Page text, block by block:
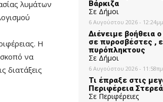
λυμάτων
Η
να
διατάξεις
Βάρκιζα
Σε Δήμοι
6 Αυγούστου 2026 - 12:24μμ
Διένειμε βοήθεια
σε πυροσβέστες ,
πυρόπληκτους
Σε Δήμοι
6 Αυγούστου 2026 - 11:58πμ
Τι έπραξε στις
Περιφέρεια
Σε Περιφέρειες